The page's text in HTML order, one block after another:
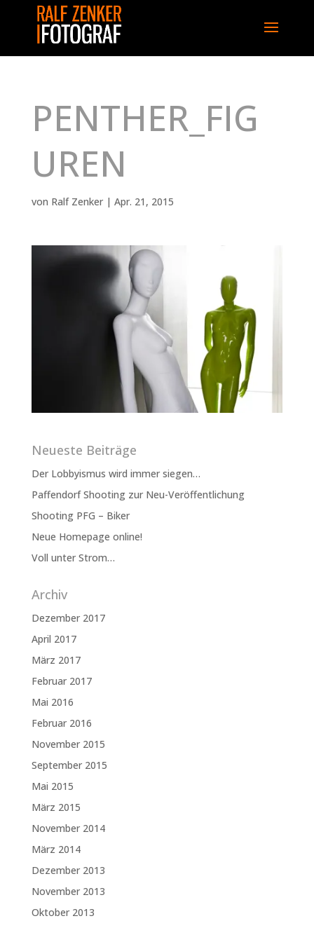
PENTHER_FIG
UREN
von Ralf Zenker| Apr. 21, 2015
Neueste Beiträge
Der Lobbyismus wird immer siegen…
Paffendorf Shooting zur Neu-Veröffentlichung
Shooting PFG – Biker
Neue Homepage online!
Voll unter Strom…
Archiv
Dezember 2017
April 2017
März 2017
Februar 2017
Mai 2016
Februar 2016
November 2015
September 2015
Mai 2015
März 2015
November 2014
März 2014
Dezember 2013
November 2013
Oktober 2013